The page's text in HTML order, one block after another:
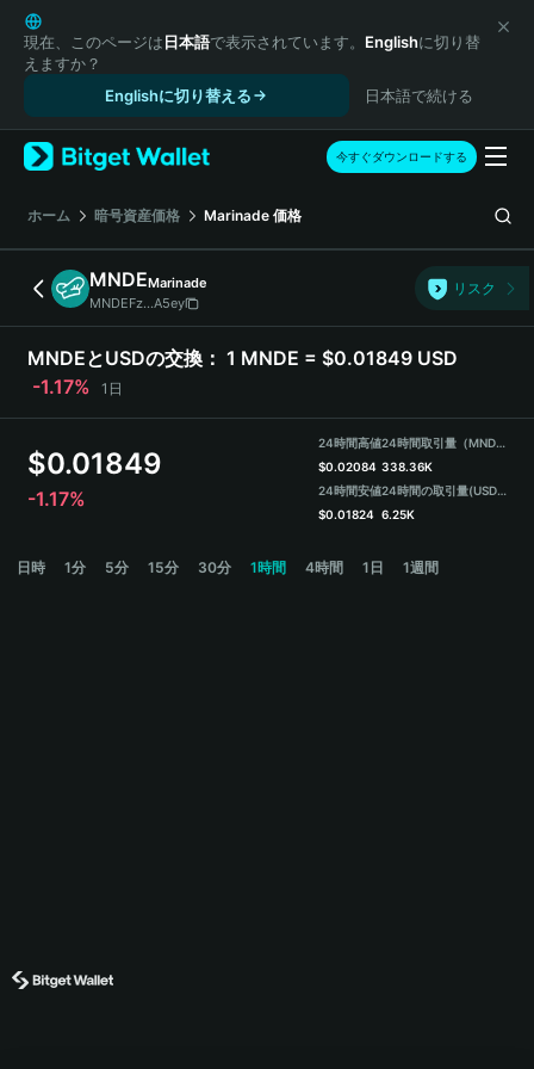
English
日本語
Tiếng Việt
Español (Latinoamérica)
Türkçe
Français
Deutsch
简体中文
繁體中文
Português (Portugal)
Bahasa Indonesia
ภาษาไทย
हिन्दी
Español
Português (Brasil)
現在、このページは日本語で表示されています。 Englishに切り替
えますか？
Englishに切り替える
日本語で続ける
今すぐダウンロードする
ホーム 暗号資産価格 Marinade 価格
MNDEMarinade
MNDEFz...A5ey
リスク
MNDEとUSDの交換： 1 MNDE = $0.01849 USD
-1.17%
1日
$0.01849
-1.17%
24時間高値
$0.02084
24時間安値
$0.01824
24時間取引量（MNDE）
338.36K
24時間の取引量(USDT)
6.25K
日時 1分 5分 15分 30分 1時間 4時間 1日 1週間